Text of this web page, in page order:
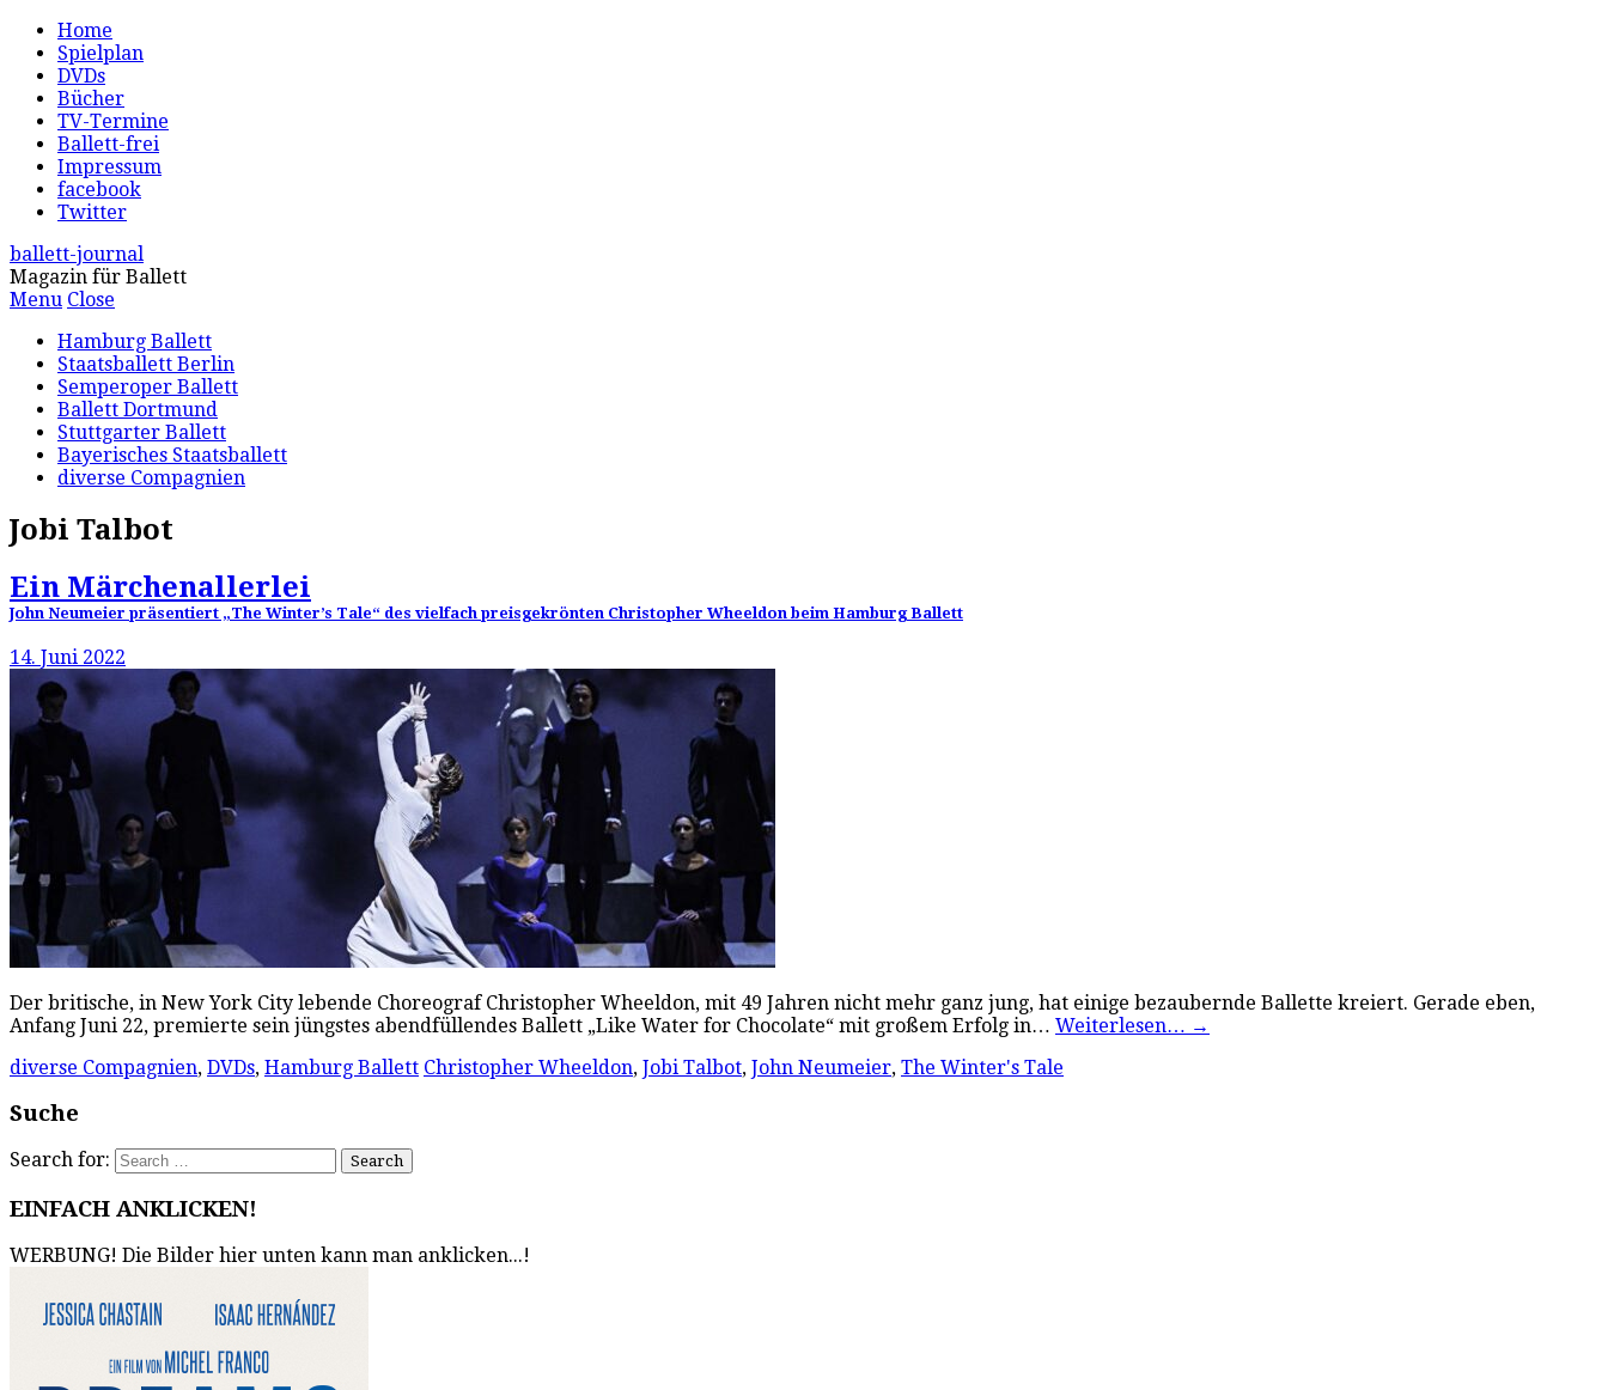
Home
Spielplan
DVDs
Bücher
TV-Termine
Ballett-frei
Impressum
facebook
Twitter
ballett-journal
Magazin für Ballett
Menu Close
Hamburg Ballett
Staatsballett Berlin
Semperoper Ballett
Ballett Dortmund
Stuttgarter Ballett
Bayerisches Staatsballett
diverse Compagnien
Jobi Talbot
Ein Märchenallerlei
John Neumeier präsentiert „The Winter’s Tale“ des vielfach preisgekrönten Christopher Wheeldon beim Hamburg Ballett
14. Juni 2022
Der britische, in New York City lebende Choreograf Christopher Wheeldon, mit 49 Jahren nicht mehr ganz jung, hat einige bezaubernde Ballette kreiert. Gerade eben,
Anfang Juni 22, premierte sein jüngstes abendfüllendes Ballett „Like Water for Chocolate“ mit großem Erfolg in… Weiterlesen… →
diverse Compagnien, DVDs, Hamburg Ballett Christopher Wheeldon, Jobi Talbot, John Neumeier, The Winter's Tale
Suche
Search for:
EINFACH ANKLICKEN!
WERBUNG! Die Bilder hier unten kann man anklicken...!